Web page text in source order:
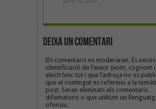
Deixa un Comentari
Els comentaris es moderaran. És
identificació de l’autor (nom, cognom
electrònic tot i que l’adreça no es
que el contingut es refereixi a la
post. Seran eliminats els comentaris
difamatoris o que utilitzin un
ofensiu.